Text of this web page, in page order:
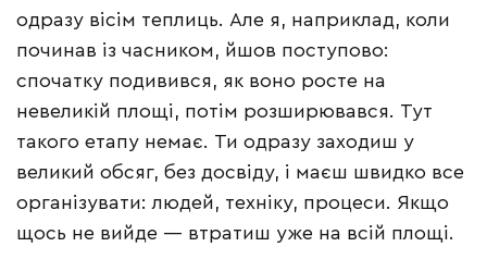
одразу вісім теплиць. Але я, наприклад, коли
починав із часником, йшов поступово:
спочатку подивився, як воно росте на
невеликій площі, потім розширювався. Тут
такого етапу немає. Ти одразу заходиш у
великий обсяг, без досвіду, і маєш швидко все
організувати: людей, техніку, процеси. Якщо
щось не вийде — втратиш уже на всій площі.